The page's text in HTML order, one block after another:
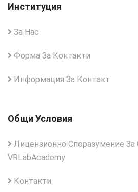
Институция
За Нас
Форма За Контакти
Информация За Контакт
Общи Условия
Лицензионно Споразумение За
VRLabAcademy
Контакти